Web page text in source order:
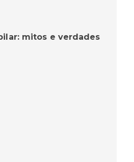
mitos e verdades